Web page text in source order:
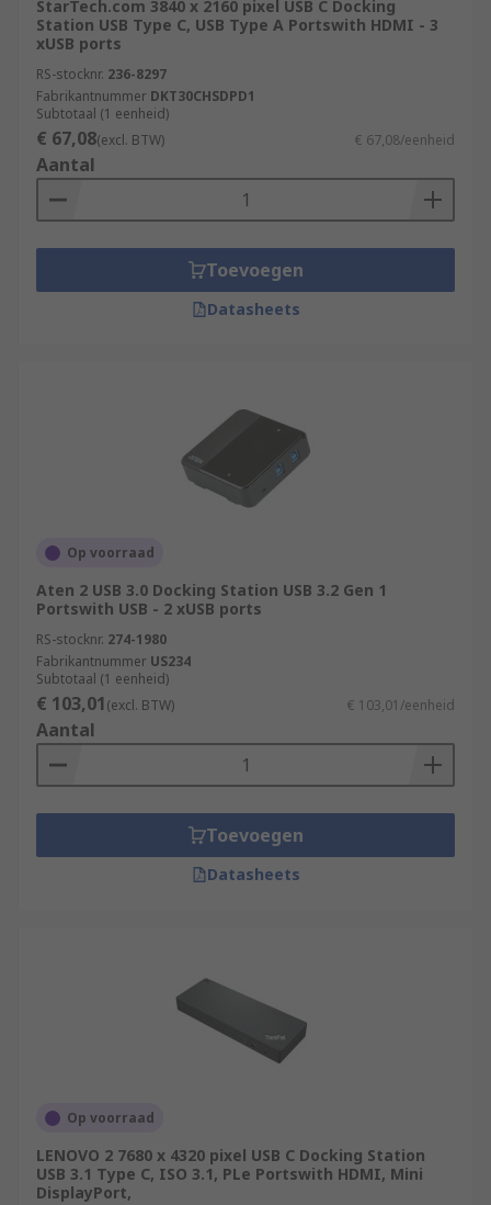
StarTech.com 3840 x 2160 pixel USB C Docking
Station USB Type C, USB Type A Portswith HDMI - 3
xUSB ports
RS-stocknr. 236-8297
Fabrikantnummer DKT30CHSDPD1
Subtotaal (1 eenheid)
€ 67,08(excl. BTW) € 67,08/eenheid
Aantal
Toevoegen
Datasheets
Op voorraad
Aten 2 USB 3.0 Docking Station USB 3.2 Gen 1
Portswith USB - 2 xUSB ports
RS-stocknr. 274-1980
Fabrikantnummer US234
Subtotaal (1 eenheid)
€ 103,01(excl. BTW) € 103,01/eenheid
Aantal
Toevoegen
Datasheets
Op voorraad
LENOVO 2 7680 x 4320 pixel USB C Docking Station
USB 3.1 Type C, ISO 3.1, PLe Portswith HDMI, Mini
DisplayPort,